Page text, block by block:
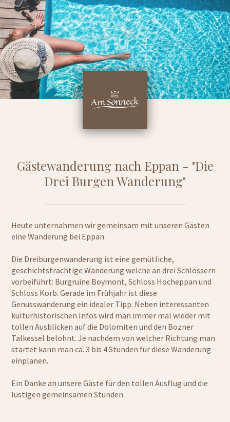
Gästewanderung nach Eppan - "Die
Drei Burgen Wanderung"
Heute unternahmen wir gemeinsam mit unseren Gästen
eine Wanderung bei Eppan.
Die Dreiburgenwanderung ist eine gemütliche,
geschichtsträchtige Wanderung welche an drei Schlössern
vorbeiführt: Burgruine Boymont, Schloss Hocheppan und
Schloss Korb. Gerade im Frühjahr ist diese
Genusswanderung ein idealer Tipp. Neben interessanten
kulturhistorischen Infos wird man immer mal wieder mit
tollen Ausblicken auf die Dolomiten und den Bozner
Talkessel belohnt. Je nachdem von welcher Richtung man
startet kann man ca. 3 bis 4 Stunden für diese Wanderung
einplanen.
Ein Danke an unsere Gäste für den tollen Ausflug und die
lustigen gemeinsamen Stunden.